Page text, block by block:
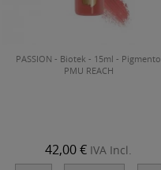
PASSION - Biotek - 15ml - Pigmento
PMU REACH
42,00 € IVA Incl.